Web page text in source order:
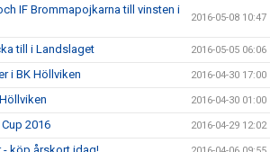
IF Brommapojkarna till vinsten i
2016-05-08 10:47
till i Landslaget 2016-05-05 06:06
i BK Höllviken 2016-04-30 17:00
2016-04-30 01:00
2016 2016-04-29 12:02